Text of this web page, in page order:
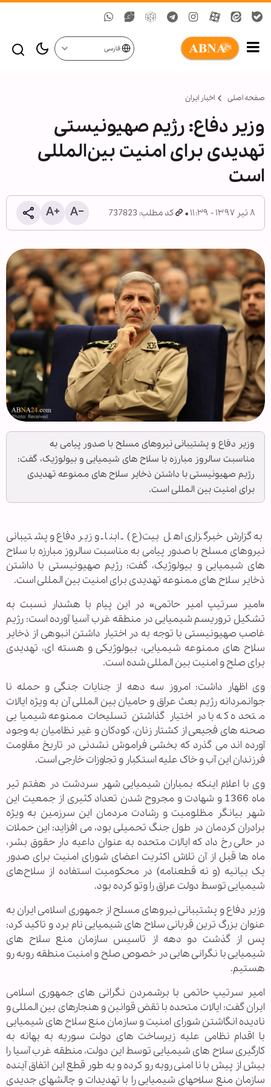
فارسی
صفحه اصلی اخبار ایران
وزیر دفاع: رژیم صهیونیستی
تهدیدی برای امنیت بین‌المللی
است
۸ تیر ۱۳۹۷ - ۱۱:۳۹ کد مطلب: 737823
وزیر دفاع و پشتیبانی نیروهای مسلح با صدور پیامی به
مناسبت سالروز مبارزه با سلاح های شیمیایی و بیولوژیک، گفت:
رژیم صهیونیستی با داشتن ذخایر سلاح های ممنوعه تهدیدی
برای امنیت بین المللی است.
به گزارش خبرگزاری اهل بیت(ع) ـ ابنا ـ وزیر دفاع و پشتیبانی
نیروهای مسلح با صدور پیامی به مناسبت سالروز مبارزه با سلاح
های شیمیایی و بیولوژیک، گفت: رژیم صهیونیستی با داشتن
ذخایر سلاح های ممنوعه تهدیدی برای امنیت بین المللی است.
«امیر سرتیپ امیر حاتمی» در این پیام با هشدار نسبت به
تشکیل تروریسم شیمیایی در منطقه غرب آسیا آورده است: رژیم
غاصب صهیونیستی با توجه به در اختیار داشتن انبوهی از ذخایر
سلاح های ممنوعه شیمیایی، بیولوژیکی و هسته ای، تهدیدی
برای صلح و امنیت بین المللی شده است.
وی اظهار داشت: امروز سه دهه از جنایات جنگی و حمله نا
جوانمردانه رژیم بعث عراق و حامیان بین المللی آن به ویژه ایالات
متحده که با در اختیار گذاشتن تسلیحات ممنوعه شیمیایی
صحنه های فجیعی از کشتار زنان، کودکان و غیر نظامیان به وجود
آورده اند می گذرد که بخشی فراموش نشدنی در تاریخ مقاومت
فرزندان این آب و خاک علیه استکبار و تجاوزات خارجی است.
وی با اعلام اینکه بمباران شیمیایی شهر سردشت در هفتم تیر
ماه 1366 و شهادت و مجروح شدن تعداد کثیری از جمعیت این
شهر بیانگر مظلومیت و رشادت مردمان این سرزمین به ویژه
برادران کردمان در طول جنگ تحمیلی بود، می افزاید: این حملات
در حالی رخ داد که ایالات متحده به عنوان داعیه دار حقوق بشر،
ماه ها قبل از آن تلاش اکثریت اعضای شورای امنیت برای صدور
یک بیانیه (و نه قطعنامه) در محکومیت استفاده از سلاح‌های
شیمیایی توسط دولت عراق را وتو کرده بود.
وزیر دفاع و پشتیبانی نیروهای مسلح از جمهوری اسلامی ایران به
عنوان بزرگ ترین قربانی سلاح های شیمیایی نام برد و تاکید کرد:
پس از گذشت دو دهه از تاسیس سازمان منع سلاح های
شیمیایی با نگرانی هایی در خصوص صلح و امنیت منطقه روبه رو
هستیم.
امیر سرتیپ حاتمی با برشمردن نگرانی های جمهوری اسلامی
ایران گفت: ایالات متحده با تقض قوانین و هنجارهای بین المللی و
نادیده انگاشتن شورای امنیت و سازمان منع سلاح های شیمیایی
با اقدام نظامی علیه زیرساخت های دولت سوریه به بهانه به
کارگیری سلاح های شیمیایی توسط این دولت، منطقه غرب آسیا را
بیش از پیش با نا امنی روبه رو کرده و به طور قطع این اتفاق آینده
سازمان منع سلاح­های شیمیایی را با تهدیدات و چالش­های جدیدی